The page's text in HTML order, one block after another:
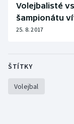
Stolní tenis
Veslování
Vodní slalom
Volejbalisté
šampionátu
25. 8. 2017
ŠTÍTKY
Volejbal